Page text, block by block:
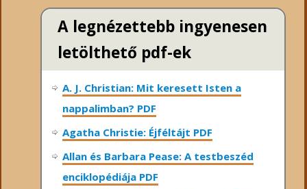
A legnézettebb ingyenesen
letölthető pdf-ek
A. J. Christian: Mit keresett Isten a
nappalimban? PDF
Agatha Christie: Éjféltájt PDF
Allan és Barbara Pease: A testbeszéd
enciklopédiája PDF